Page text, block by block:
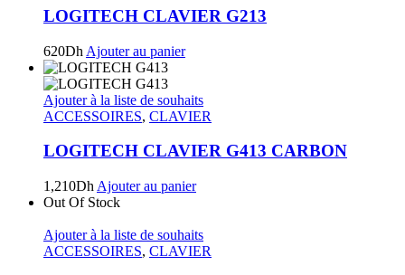
LOGITECH CLAVIER G213
620Dh Ajouter au panier
Ajouter à la liste de souhaits
ACCESSOIRES, CLAVIER
LOGITECH CLAVIER G413 CARBON
1,210Dh Ajouter au panier
Out Of Stock
Ajouter à la liste de souhaits
ACCESSOIRES, CLAVIER